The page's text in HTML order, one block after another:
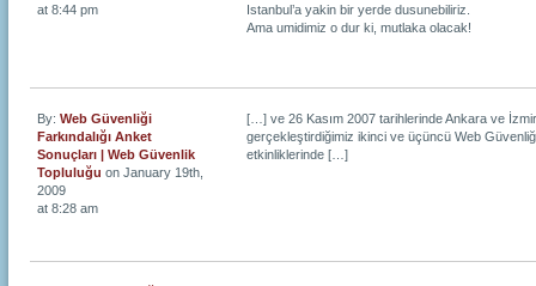
Istanbul’a yakin bir yerde dusunebiliriz.
Ama umidimiz o dur ki, mutlaka olacak!
at 8:44 pm
[…] ve 26 Kasım 2007 tarihlerinde Ankara ve
gerçekleştirdiğimiz ikinci ve üçüncü Web
etkinliklerinde […]
By: Web Güvenliği
Farkındalığı Anket
Sonuçları | Web Güvenlik
Topluluğu on January 19th,
2009
at 8:28 am